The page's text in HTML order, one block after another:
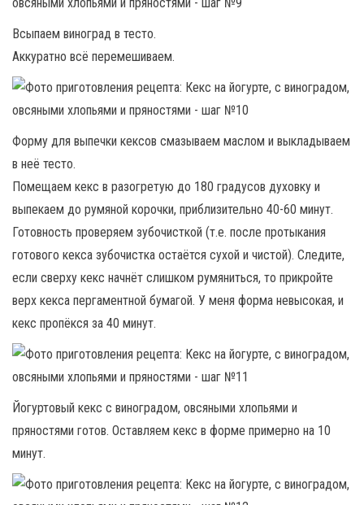
Всыпаем виноград в тесто.
Аккуратно всё перемешиваем.
Форму для выпечки кексов смазываем маслом и выкладываем
в неё тесто.
Помещаем кекс в разогретую до 180 градусов духовку и
выпекаем до румяной корочки, приблизительно 40-60 минут.
Готовность проверяем зубочисткой (т.е. после протыкания
готового кекса зубочистка остаётся сухой и чистой). Следите,
если сверху кекс начнёт слишком румяниться, то прикройте
верх кекса пергаментной бумагой. У меня форма невысокая, и
кекс пропёкся за 40 минут.
Йогуртовый кекс с виноградом, овсяными хлопьями и
пряностями готов. Оставляем кекс в форме примерно на 10
минут.